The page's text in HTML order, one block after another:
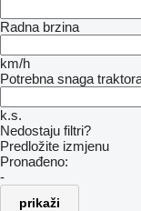
Radna brzina
km/h
Potrebna snaga
k.s.
Nedostaju filtri?
Predložite izmjenu
Pronađeno:
-
prikaži